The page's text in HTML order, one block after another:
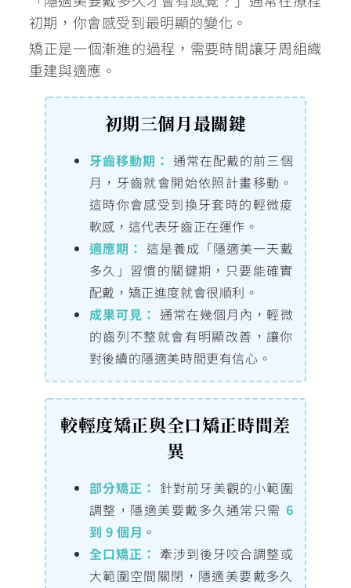
初期，你會感受到最明顯的變化。
矯正是一個漸進的過程，需要時間讓牙周組織
重建與適應。
初期三個月最關鍵
牙齒移動期： 通常在配戴的前三個
月，牙齒就會開始依照計畫移動。
這時你會感受到換牙套時的輕微痠
軟感，這代表牙齒正在運作。
適應期： 這是養成「隱適美一天戴
多久」習慣的關鍵期，只要能確實
配戴，矯正進度就會很順利。
成果可見： 通常在幾個月內，輕微
的齒列不整就會有明顯改善，讓你
對後續的隱適美時間更有信心。
較輕度矯正與全口矯正時間差
異
部分矯正： 針對前牙美觀的小範圍
調整，隱適美要戴多久通常只需 6
到 9 個月 。
全口矯正： 牽涉到後牙咬合調整或
大範圍空間關閉，隱適美要戴多久